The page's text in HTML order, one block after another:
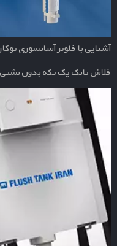
آشنایی با فلوتر آسانسوری
فلاش تانک یک تکه بدون نشتی